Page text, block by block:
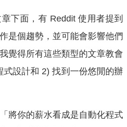
下面，有 Reddit 使用者提到
是個趨勢，並可能會影響他們
覺得所有這些類型的文章教會
式設計和 2) 找到一份悠閒的辦
將你的薪水看成是自動化程式